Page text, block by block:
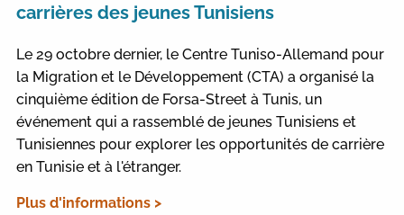
carrières des jeunes Tunisiens
Le 29 octobre dernier, le Centre Tuniso-Allemand pour
la Migration et le Développement (CTA) a organisé la
cinquième édition de Forsa-Street à Tunis, un
événement qui a rassemblé de jeunes Tunisiens et
Tunisiennes pour explorer les opportunités de carrière
en Tunisie et à l'étranger.
Plus d'informations >